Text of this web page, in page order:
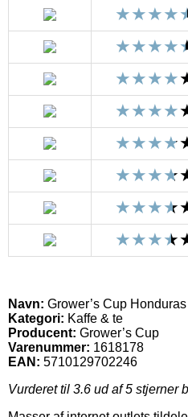
Navn: Grower’s Cup
Kategori: Kaffe & te
Producent: Grower’s Cup
Varenummer: 1618178
EAN: 5710129702246
Vurderet til 3.6 ud af 5 stjerner